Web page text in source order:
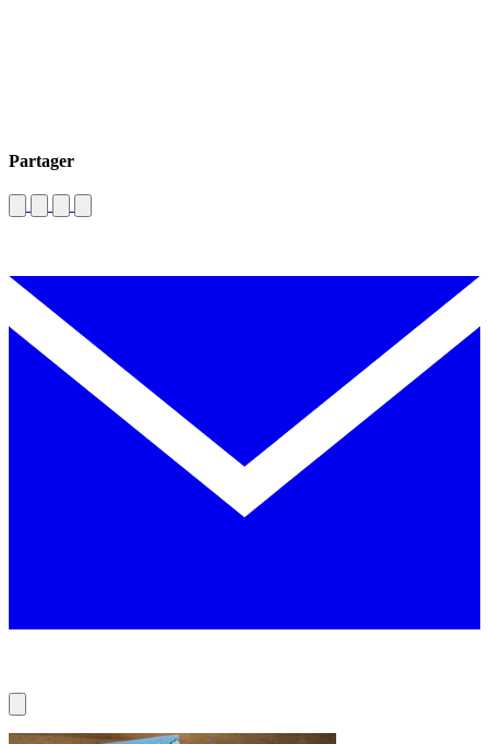
Partager